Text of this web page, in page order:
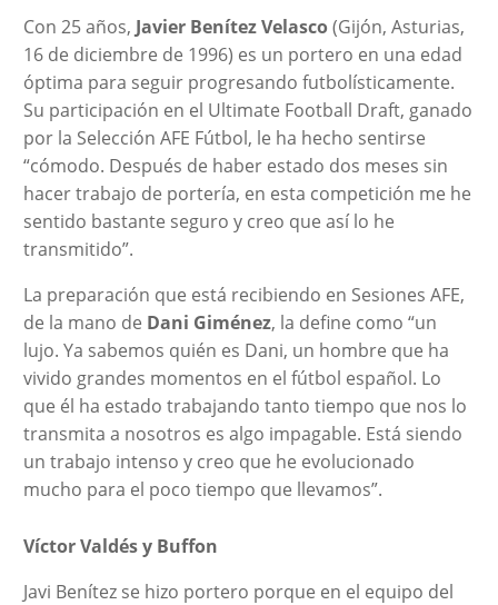
Con 25 años, Javier Benítez Velasco(Gijón, Asturias,
16 de diciembre de 1996) es un portero en una edad
óptima para seguir progresando futbolísticamente.
Su participación en el Ultimate Football Draft, ganado
por la Selección AFE Fútbol, le ha hecho sentirse
“cómodo. Después de haber estado dos meses sin
hacer trabajo de portería, en esta competición me he
sentido bastante seguro y creo que así lo he
transmitido”.
La preparación que está recibiendo en Sesiones AFE,
de la mano de Dani Giménez, la define como “un
lujo. Ya sabemos quién es Dani, un hombre que ha
vivido grandes momentos en el fútbol español. Lo
que él ha estado trabajando tanto tiempo que nos lo
transmita a nosotros es algo impagable. Está siendo
un trabajo intenso y creo que he evolucionado
mucho para el poco tiempo que llevamos”.
Víctor Valdés y Buffon
Javi Benítez se hizo portero porque en el equipo del